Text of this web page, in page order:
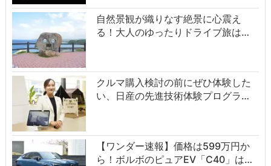
自然景観が織りなす絶景に心震え
る！大人のゆったりドライブ旅は…
クルマ購入検討の前にぜひ体験した
い、日産の先進技術体験プログラ…
【ワンダー速報】価格は599万円か
ら！ボルボのピュアEV「C40」は…